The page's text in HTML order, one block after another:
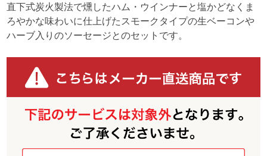
直下式炭火製法で燻したハム・ウインナーと塩かどなくま
ろやかな味わいに仕上げたスモークタイプの生ベーコンや
ハーブ入りのソーセージとのセットです。